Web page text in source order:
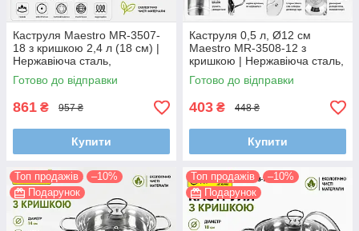
Каструля Maestro MR-3507-
18 з кришкою 2,4 л (18 см) |
Нержавіюча сталь,
багатошарове
термоакумулююче дно, для
Готово до відправки
861 ₴ 957 ₴
Купити
Каструля 0,5 л, Ø12 см
Maestro MR-3508-12 з
кришкою | Нержавіюча сталь,
капсульне дно, для всіх типів
плит
Готово до відправки
403 ₴ 448 ₴
Купити
Топ продажів
–10%
Подарунок
Топ продажів
–10%
Подарунок